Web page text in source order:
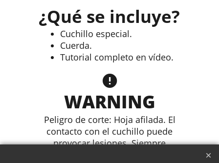
¿Qué se incluye?
Cuchillo especial.
Cuerda.
Tutorial completo en vídeo.
WARNING
Peligro de corte: Hoja afilada. El
contacto con el cuchillo puede
provocar lesiones. Siempre